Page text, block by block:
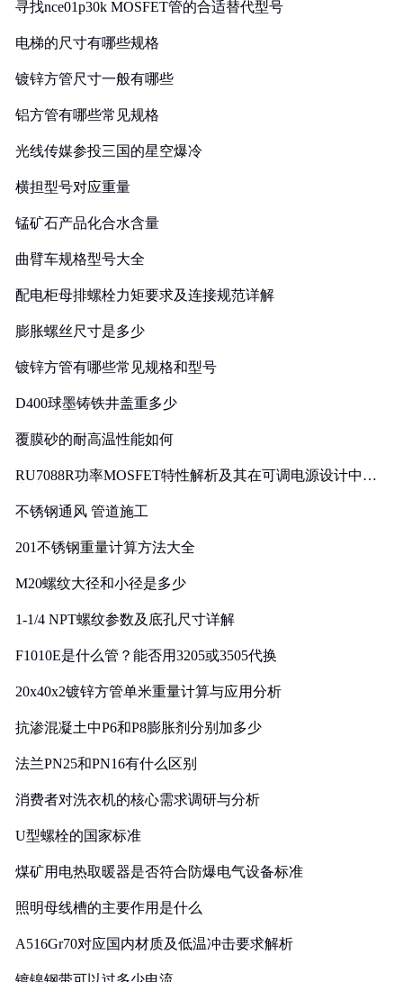
寻找nce01p30k MOSFET管的合适替代型号
电梯的尺寸有哪些规格
镀锌方管尺寸一般有哪些
铝方管有哪些常见规格
光线传媒参投三国的星空爆冷
横担型号对应重量
锰矿石产品化合水含量
曲臂车规格型号大全
配电柜母排螺栓力矩要求及连接规范详解
膨胀螺丝尺寸是多少
镀锌方管有哪些常见规格和型号
D400球墨铸铁井盖重多少
覆膜砂的耐高温性能如何
RU7088R功率MOSFET特性解析及其在可调电源设计中的
不锈钢通风 管道施工
201不锈钢重量计算方法大全
M20螺纹大径和小径是多少
1-1/4 NPT螺纹参数及底孔尺寸详解
F1010E是什么管？能否用3205或3505代换
20x40x2镀锌方管单米重量计算与应用分析
抗渗混凝土中P6和P8膨胀剂分别加多少
法兰PN25和PN16有什么区别
消费者对洗衣机的核心需求调研与分析
U型螺栓的国家标准
煤矿用电热取暖器是否符合防爆电气设备标准
照明母线槽的主要作用是什么
A516Gr70对应国内材质及低温冲击要求解析